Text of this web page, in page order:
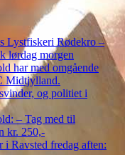
Lystfiskeri Rødekro –
lørdag morgen
har med omgående
Midtjylland.
og politiet i
– Tag med til
kr. 250,-
i Ravsted fredag aften: